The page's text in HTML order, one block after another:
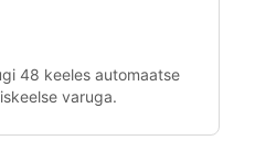
48 keeles automaatse
varuga.